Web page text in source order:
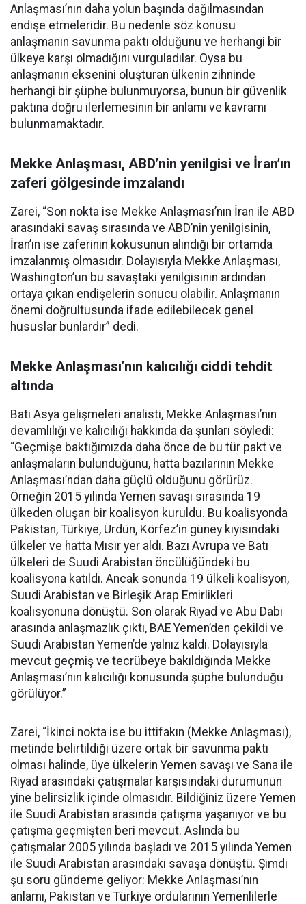
Anlaşması’nın daha yolun başında dağılmasından
endişe etmeleridir. Bu nedenle söz konusu
anlaşmanın savunma paktı olduğunu ve herhangi bir
ülkeye karşı olmadığını vurguladılar. Oysa bu
anlaşmanın eksenini oluşturan ülkenin zihninde
herhangi bir şüphe bulunmuyorsa, bunun bir güvenlik
paktına doğru ilerlemesinin bir anlamı ve kavramı
bulunmamaktadır.
Mekke Anlaşması, ABD’nin yenilgisi ve İran’ın
zaferi gölgesinde imzalandı
Zarei, “Son nokta ise Mekke Anlaşması’nın İran ile ABD
arasındaki savaş sırasında ve ABD’nin yenilgisinin,
İran’ın ise zaferinin kokusunun alındığı bir ortamda
imzalanmış olmasıdır. Dolayısıyla Mekke Anlaşması,
Washington’un bu savaştaki yenilgisinin ardından
ortaya çıkan endişelerin sonucu olabilir. Anlaşmanın
önemi doğrultusunda ifade edilebilecek genel
hususlar bunlardır” dedi.
Mekke Anlaşması’nın kalıcılığı ciddi tehdit
altında
Batı Asya gelişmeleri analisti, Mekke Anlaşması’nın
devamlılığı ve kalıcılığı hakkında da şunları söyledi:
“Geçmişe baktığımızda daha önce de bu tür pakt ve
anlaşmaların bulunduğunu, hatta bazılarının Mekke
Anlaşması’ndan daha güçlü olduğunu görürüz.
Örneğin 2015 yılında Yemen savaşı sırasında 19
ülkeden oluşan bir koalisyon kuruldu. Bu koalisyonda
Pakistan, Türkiye, Ürdün, Körfez’in güney kıyısındaki
ülkeler ve hatta Mısır yer aldı. Bazı Avrupa ve Batı
ülkeleri de Suudi Arabistan öncülüğündeki bu
koalisyona katıldı. Ancak sonunda 19 ülkeli koalisyon,
Suudi Arabistan ve Birleşik Arap Emirlikleri
koalisyonuna dönüştü. Son olarak Riyad ve Abu Dabi
arasında anlaşmazlık çıktı, BAE Yemen’den çekildi ve
Suudi Arabistan Yemen’de yalnız kaldı. Dolayısıyla
mevcut geçmiş ve tecrübeye bakıldığında Mekke
Anlaşması’nın kalıcılığı konusunda şüphe bulunduğu
görülüyor.”
Zarei, “İkinci nokta ise bu ittifakın (Mekke Anlaşması),
metinde belirtildiği üzere ortak bir savunma paktı
olması halinde, üye ülkelerin Yemen savaşı ve Sana ile
Riyad arasındaki çatışmalar karşısındaki durumunun
yine belirsizlik içinde olmasıdır. Bildiğiniz üzere Yemen
ile Suudi Arabistan arasında çatışma yaşanıyor ve bu
çatışma geçmişten beri mevcut. Aslında bu
çatışmalar 2005 yılında başladı ve 2015 yılında Yemen
ile Suudi Arabistan arasındaki savaşa dönüştü. Şimdi
şu soru gündeme geliyor: Mekke Anlaşması’nın
anlamı, Pakistan ve Türkiye ordularının Yemenlilerle